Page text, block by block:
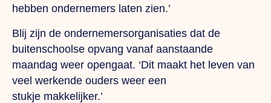
hebben ondernemers laten zien.’
Blij zijn de ondernemersorganisaties dat de
buitenschoolse opvang vanaf aanstaande
maandag weer opengaat. ‘Dit maakt het leven van
veel werkende ouders weer een
stukje makkelijker.’